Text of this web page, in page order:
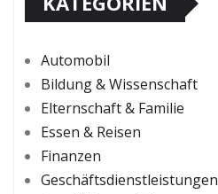
Automobil
Bildung & Wissenschaft
Elternschaft & Familie
Essen & Reisen
Finanzen
Geschäftsdienstleistungen